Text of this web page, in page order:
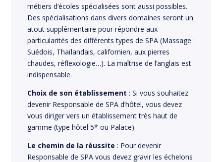
métiers d’écoles spécialisées sont aussi possibles.
Des spécialisations dans divers domaines seront un
atout supplémentaire pour répondre aux
particularités des différents types de SPA (Massage :
Suédois, Thaïlandais, californien, aux pierres
chaudes, réflexologie…). La maîtrise de l’anglais est
indispensable.
Choix de son établissement : Si vous souhaitez
devenir Responsable de SPA d’hôtel, vous devez
vous diriger vers un établissement très haut de
gamme (type hôtel 5* ou Palace).
Le chemin de la réussite : Pour devenir
Responsable de SPA vous devez gravir les échelons